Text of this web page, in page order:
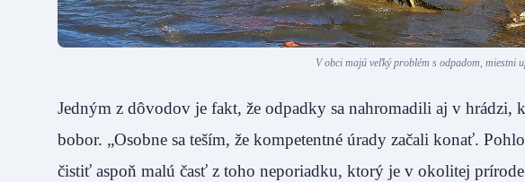
V obci majú veľký problém s odpadom, miestni
Jedným z dôvodov je fakt, že odpadky sa nahromadili aj v
bobor. „Osobne sa teším, že kompetentné úrady začali konať.
čistiť aspoň malú časť z toho neporiadku, ktorý je v okolitej